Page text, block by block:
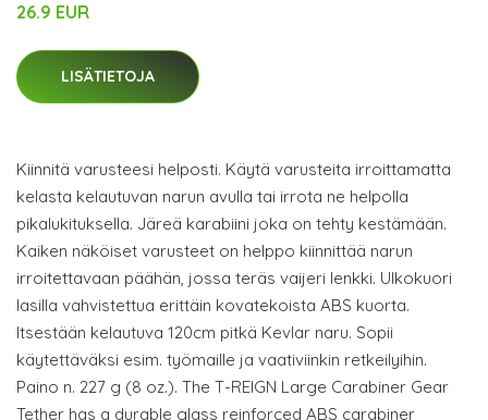
26.9 EUR
LISÄTIETOJA
Kiinnitä varusteesi helposti. Käytä varusteita irroittamatta
kelasta kelautuvan narun avulla tai irrota ne helpolla
pikalukituksella. Järeä karabiini joka on tehty kestämään.
Kaiken näköiset varusteet on helppo kiinnittää narun
irroitettavaan päähän, jossa teräs vaijeri lenkki. Ulkokuori
lasilla vahvistettua erittäin kovatekoista ABS kuorta.
Itsestään kelautuva 120cm pitkä Kevlar naru. Sopii
käytettäväksi esim. työmaille ja vaativiinkin retkeilyihin.
Paino n. 227 g (8 oz.). The T-REIGN Large Carabiner Gear
Tether has a durable glass reinforced ABS carabiner